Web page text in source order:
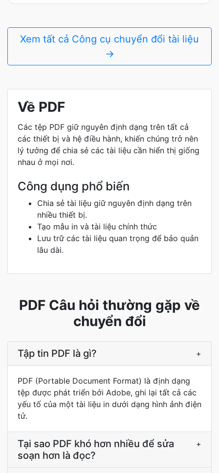
Xem tất cả Công cụ chuyển đổi tài liệu
→
Về PDF
Các tệp PDF giữ nguyên định dạng trên tất cả
các thiết bị và hệ điều hành, khiến chúng trở nên
lý tưởng để chia sẻ các tài liệu cần hiển thị giống
nhau ở mọi nơi.
Công dụng phổ biến
Chia sẻ tài liệu giữ nguyên định dạng trên
nhiều thiết bị.
Tạo mẫu in và tài liệu chính thức
Lưu trữ các tài liệu quan trọng để bảo quản
lâu dài.
PDF Câu hỏi thường gặp về
chuyển đổi
Tập tin PDF là gì? +
PDF (Portable Document Format) là định dạng
tệp được phát triển bởi Adobe, ghi lại tất cả các
yếu tố của một tài liệu in dưới dạng hình ảnh điện
tử.
Tại sao PDF khó hơn nhiều để sửa
soạn hơn là đọc?
+